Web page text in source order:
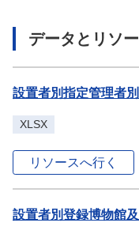
データとリソ
設置者別指定管理者
XLSX
リソースへ行く
設置者別登録博物館